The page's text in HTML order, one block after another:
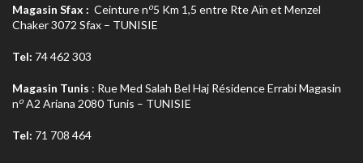
Magasin Sfax : Ceinture no5 Km 1,5 entre Rte Aïn et Menzel
Chaker 3072 Sfax – TUNISIE
Tel: 74 462 303
Magasin Tunis : Rue Med Salah Bel Haj Résidence Errabi Magasin
noA2 Ariana 2080 Tunis – TUNISIE
Tel: 71 708 464